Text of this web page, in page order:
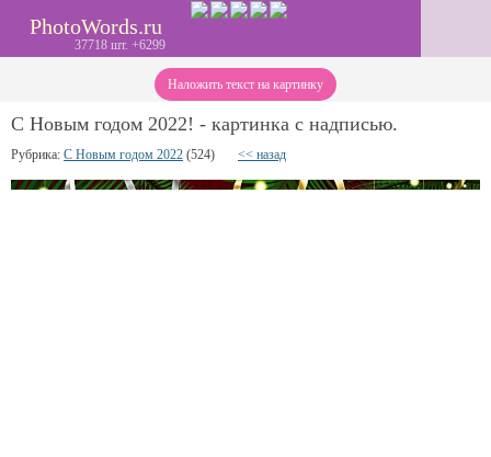
PhotoWords.ru
37718 шт. +6299
Наложить текст на картинку
С Новым годом 2022! - картинка с надписью.
Рубрика: С Новым годом 2022 (524) << назад